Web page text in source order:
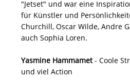
"Jetset" und war eine
für Künstler und
Churchill, Oscar Wilde, Andre
auch Sophia Loren.
Yasmine Hammamet- Coole
und viel Action